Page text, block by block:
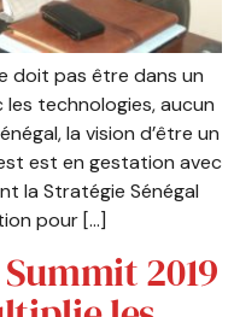
doit pas être dans un
les technologies, aucun
la vision d’être un
est en gestation avec
la Stratégie Sénégal
pour […]
2019